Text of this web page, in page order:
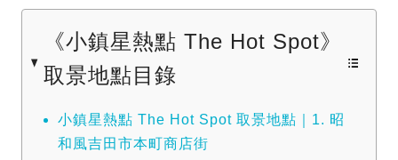
《小鎮星熱點 The Hot Spot》
取景地點目錄
小鎮星熱點 The Hot Spot 取景地點｜1. 昭
和風吉田市本町商店街